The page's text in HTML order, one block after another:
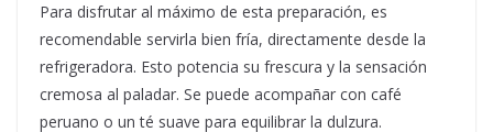
Para disfrutar al máximo de esta preparación, es
recomendable servirla bien fría, directamente desde la
refrigeradora. Esto potencia su frescura y la sensación
cremosa al paladar. Se puede acompañar con café
peruano o un té suave para equilibrar la dulzura.